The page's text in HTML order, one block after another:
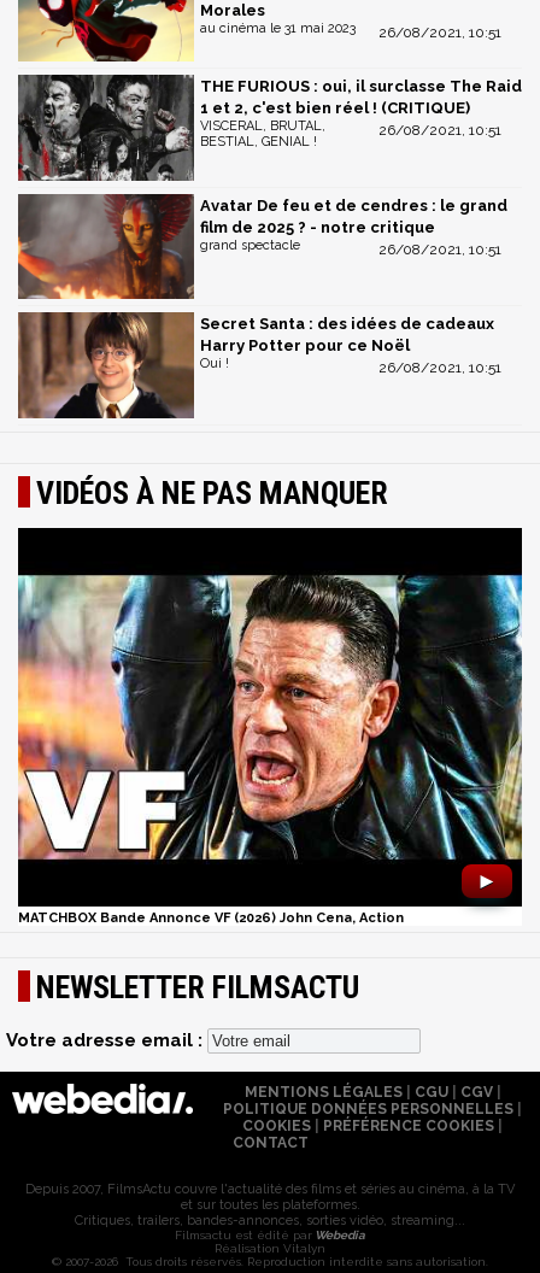
Morales
26/08/2021, 10:51
au cinéma le 31 mai 2023
THE FURIOUS : oui, il surclasse The Raid
1 et 2, c'est bien réel ! (CRITIQUE)
26/08/2021, 10:51
VISCERAL, BRUTAL,
BESTIAL, GENIAL !
Avatar De feu et de cendres : le grand
film de 2025 ? - notre critique
26/08/2021, 10:51
grand spectacle
Secret Santa : des idées de cadeaux
Harry Potter pour ce Noël
26/08/2021, 10:51
Oui !
VIDÉOS À NE PAS MANQUER
►
MATCHBOX Bande Annonce VF (2026) John Cena, Action
NEWSLETTER FILMSACTU
Votre adresse email :
MENTIONS LÉGALES| CGU| CGV|
POLITIQUE DONNÉES PERSONNELLES
COOKIES
PRÉFÉRENCE COOKIES
CONTACT
Depuis 2007, FilmsActu couvre l'actualité des films et séries au cinéma, à la TV
et sur toutes les plateformes.
Critiques, trailers, bandes-annonces, sorties vidéo, streaming...
Filmsactu est édité par Webedia
Réalisation Vitalyn
© 2007-2026 Tous droits réservés. Reproduction interdite sans autorisation.